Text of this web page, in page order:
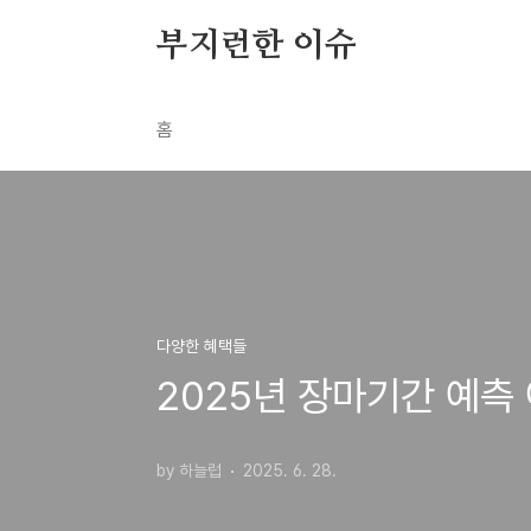
부지런한 이슈
홈
다양한 혜택들
2025년 장마기간 예측
by 하늘럽 2025. 6. 28.